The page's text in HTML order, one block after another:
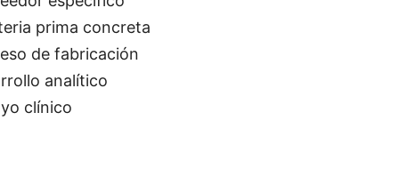
prima concreta
de fabricación
analítico
clínico